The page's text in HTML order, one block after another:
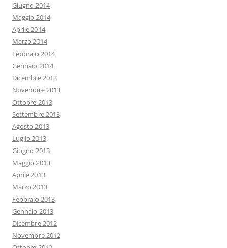
Giugno 2014
Maggio 2014
Aprile 2014
Marzo 2014
Febbraio 2014
Gennaio 2014
Dicembre 2013
Novembre 2013
Ottobre 2013
Settembre 2013
Agosto 2013
Luglio 2013
Giugno 2013
Maggio 2013
Aprile 2013
Marzo 2013
Febbraio 2013
Gennaio 2013
Dicembre 2012
Novembre 2012